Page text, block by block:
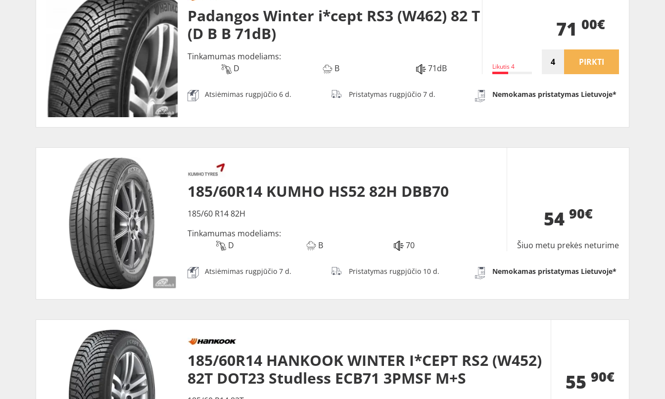
Padangos Winter i*cept RS3 (W462) 82 T
(D B B 71dB)
Tinkamumas modeliams:
D
B 71dB Likutis 4
71 00€
PIRKTI
Atsiėmimas rugpjūčio 6 d. Pristatymas rugpjūčio 7 d. Nemokamas pristatymas Lietuvoje*
185/60R14 KUMHO HS52 82H DBB70
185/60 R14 82H
Tinkamumas modeliams:
D
B 70
54 90€
Šiuo metu prekės neturime
Atsiėmimas rugpjūčio 7 d. Pristatymas rugpjūčio 10 d. Nemokamas pristatymas Lietuvoje*
185/60R14 HANKOOK WINTER I*CEPT RS2 (W452)
82T DOT23 Studless ECB71 3PMSF M+S
55 90€